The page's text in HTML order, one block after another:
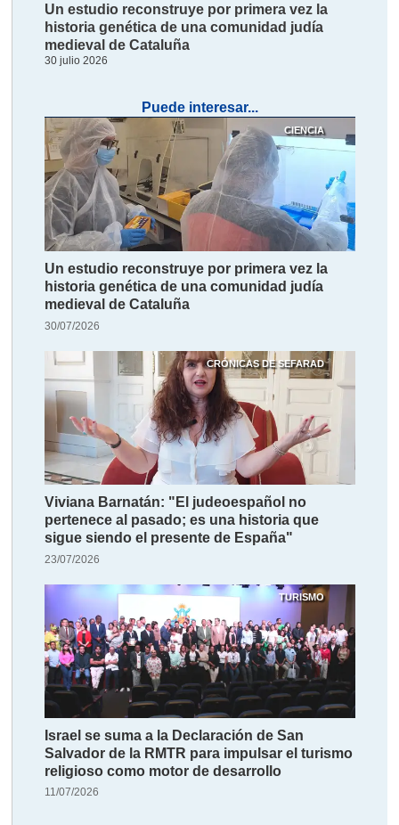
Un estudio reconstruye por primera vez la
historia genética de una comunidad judía
medieval de Cataluña
30 julio 2026
Puede interesar...
CIENCIA
Un estudio reconstruye por primera vez la
historia genética de una comunidad judía
medieval de Cataluña
30/07/2026
CRÓNICAS DE SEFARAD
Viviana Barnatán: "El judeoespañol no
pertenece al pasado; es una historia que
sigue siendo el presente de España"
23/07/2026
TURISMO
Israel se suma a la Declaración de San
Salvador de la RMTR para impulsar el turismo
religioso como motor de desarrollo
11/07/2026